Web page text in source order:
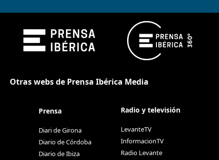
Otras webs de Prensa Ibérica Media
Prensa
Diari de Girona
Diario de Córdoba
Diario de Ibiza
Radio y televisión
LevanteTV
InformacionTV
Radio Levante